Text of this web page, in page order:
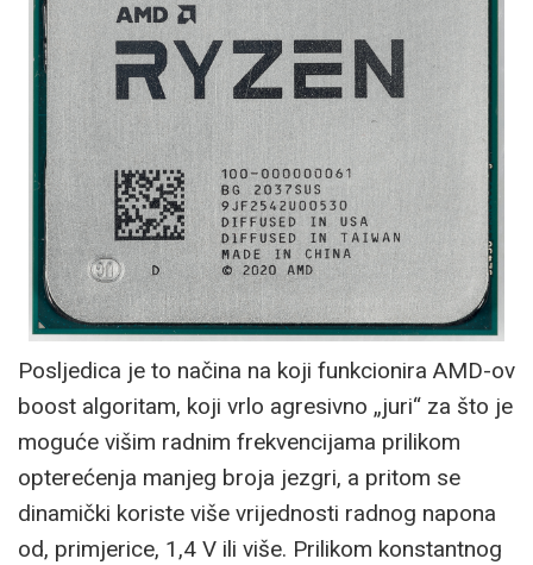
Posljedica je to načina na koji funkcionira AMD-ov
boost algoritam, koji vrlo agresivno „juri“ za što je
moguće višim radnim frekvencijama prilikom
opterećenja manjeg broja jezgri, a pritom se
dinamički koriste više vrijednosti radnog napona
od, primjerice, 1,4 V ili više. Prilikom konstantnog